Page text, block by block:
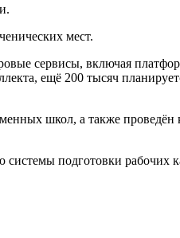
мест.
сервисы, включая
ещё 200 тысяч
школ, а также проведён
системы подготовки рабочих